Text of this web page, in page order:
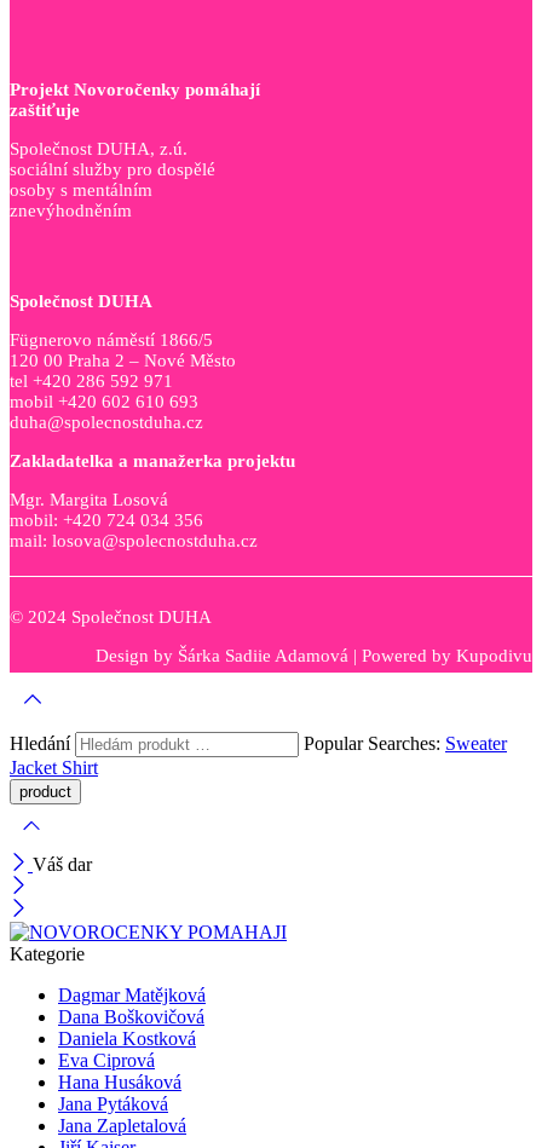
Projekt Novoročenky pomáhají
zaštiťuje
Společnost DUHA, z.ú.
sociální služby pro dospělé
osoby s mentálním
znevýhodněním
Společnost DUHA
Fügnerovo náměstí 1866/5
120 00 Praha 2 – Nové Město
tel +420 286 592 971
mobil +420 602 610 693
duha@spolecnostduha.cz
Zakladatelka a manažerka projektu
Mgr. Margita Losová
mobil: +420 724 034 356
mail: losova@spolecnostduha.cz
© 2024 Společnost DUHA
Design by Šárka Sadiie Adamová | Powered by Kupodivu
Hledání Popular Searches: Sweater
Jacket Shirt
Váš dar
Kategorie
Dagmar Matějková
Dana Boškovičová
Daniela Kostková
Eva Ciprová
Hana Husáková
Jana Pytáková
Jana Zapletalová